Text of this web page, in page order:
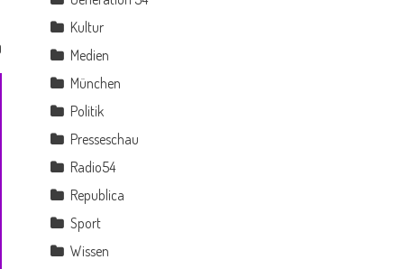
Kultur
Medien
München
Politik
Presseschau
Radio54
Republica
Sport
Wissen